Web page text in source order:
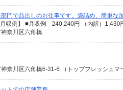
門で品出しのお仕事です。袋詰め、簡単な
収例】 ■月収例 240,240円 （内訳）1,430
奈川区六角橋
奈川区六角橋6-31-6 （トップフレッシュマ